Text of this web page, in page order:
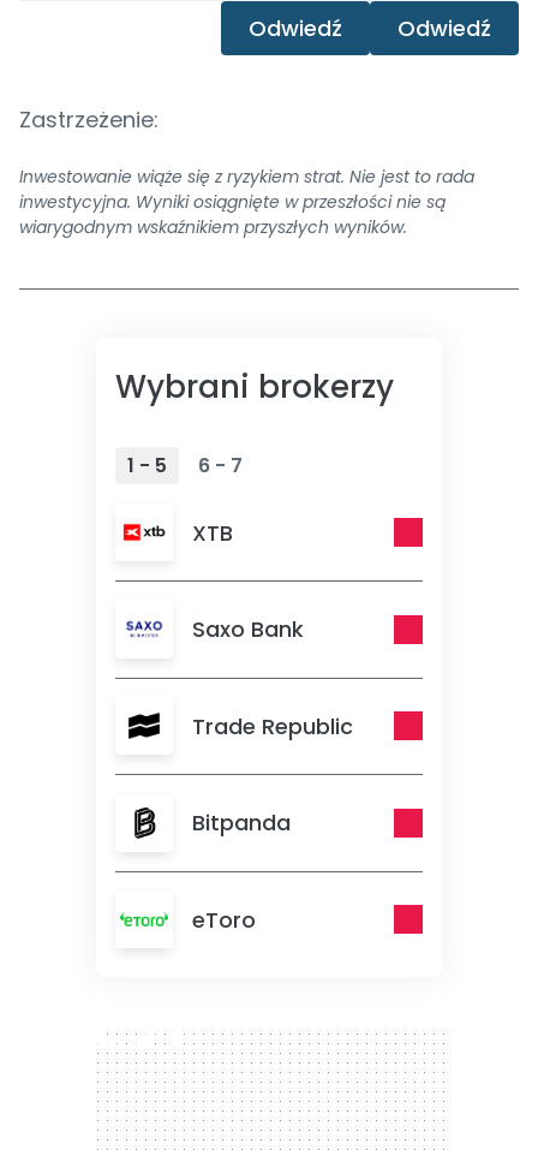
Odwiedź Odwiedź
Zastrzeżenie:
Inwestowanie wiąże się z ryzykiem strat. Nie jest to rada
inwestycyjna. Wyniki osiągnięte w przeszłości nie są
wiarygodnym wskaźnikiem przyszłych wyników.
Wybrani brokerzy
1 - 5 6 - 7
XTB
Saxo Bank
Trade Republic
Bitpanda
eToro
300 x 250